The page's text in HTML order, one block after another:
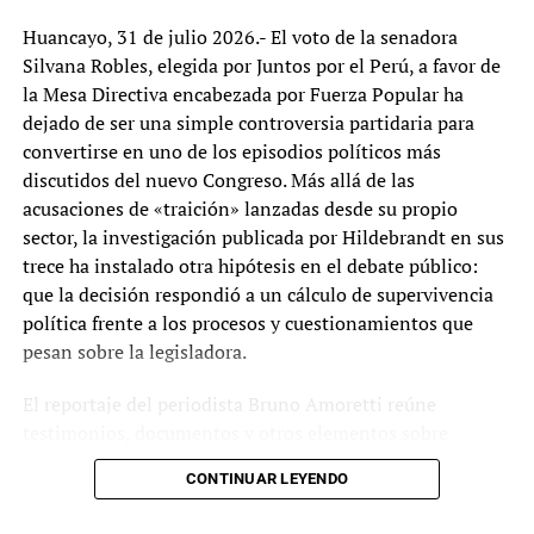
TEMAS RELACIONADOS: ASESINADOS FFAA
PROTESTAS
VÍCTIMAS
SIGUIENTE
Congreso del Perú crea la Universidad Nacional de San
Juan de Lurigancho de Lima
NO TE LO PIERDAS:
Tres cadáveres tras lluvias y desborde del río Chumbao de
Apurímac
Tupaq
Huancayo, 31 de julio 2026.- El voto de la senadora
Silvana Robles, elegida por Juntos por el Perú, a favor de
la Mesa Directiva encabezada por Fuerza Popular ha
dejado de ser una simple controversia partidaria para
convertirse en uno de los episodios políticos más
discutidos del nuevo Congreso. Más allá de las
acusaciones de «traición» lanzadas desde su propio
sector, la investigación publicada por Hildebrandt en sus
trece ha instalado otra hipótesis en el debate público:
que la decisión respondió a un cálculo de supervivencia
política frente a los procesos y cuestionamientos que
pesan sobre la legisladora.
El reportaje del periodista Bruno Amoretti reúne
presuntos recortes de remuneraciones a trabajadores de
su despacho parlamentario, además de información
CONTINUAR LEYENDO